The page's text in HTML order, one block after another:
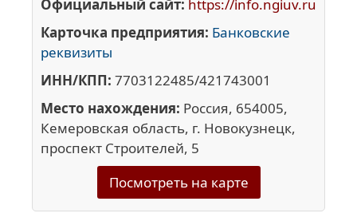
Официальный сайт: https://info.ngiuv.ru
Карточка предприятия: Банковские
реквизиты
ИНН/КПП: 7703122485/421743001
Место нахождения: Россия, 654005,
Кемеровская область, г. Новокузнецк,
проспект Строителей, 5
Посмотреть на карте